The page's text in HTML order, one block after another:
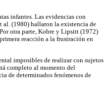
infantes. Las evidencias con
al. (1980) hallaron la existencia de
otra parte, Kobre y Lipsitt (1972)
reacción a la frustración en
imposibles de realizar con sujetos
completo al momento del
de determinados fenómenos de